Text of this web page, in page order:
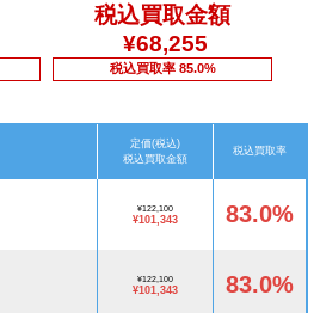
税込買取金額
¥68,255
税込買取率 85.0%
定価(税込)
税込買取金額
税込買取率
¥122,100
¥101,343 83.0%
¥122,100
¥101,343 83.0%